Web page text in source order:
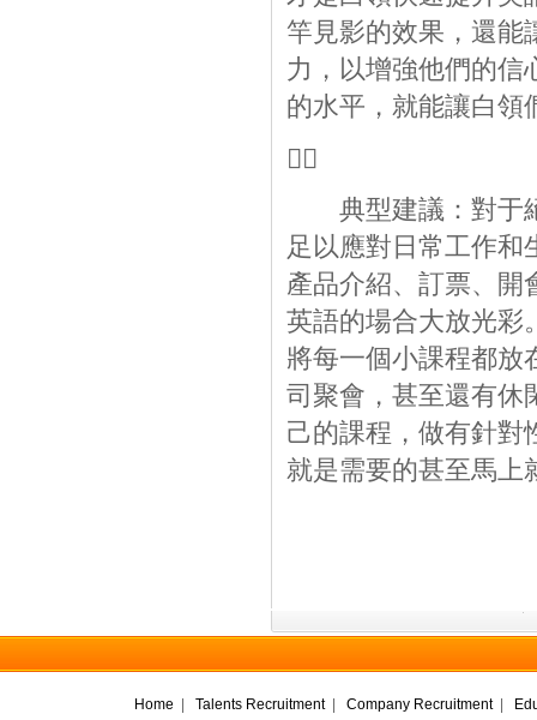
竿見影的效果，還能
力，以增強他們的信
的水平，就能讓白領

典型建議：對于絕
足以應對日常工作和
產品介紹、訂票、開
英語的場合大放光彩
將每一個小課程都放
司聚會，甚至還有休
己的課程，做有針對
就是需要的甚至馬上
Home Talents Recruitment| Company Recruitment|